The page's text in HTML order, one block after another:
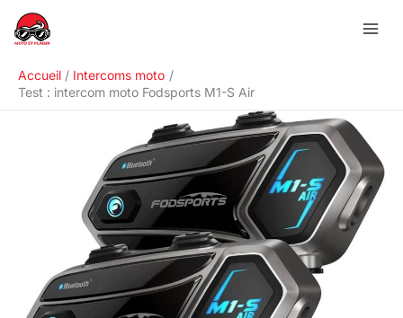
Accueil
Intercoms moto
Test : intercom moto Fodsports M1-S Air
R
e
h